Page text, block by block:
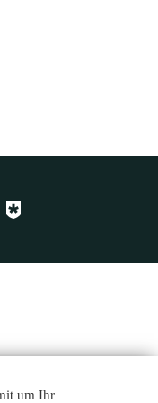
um Ihr